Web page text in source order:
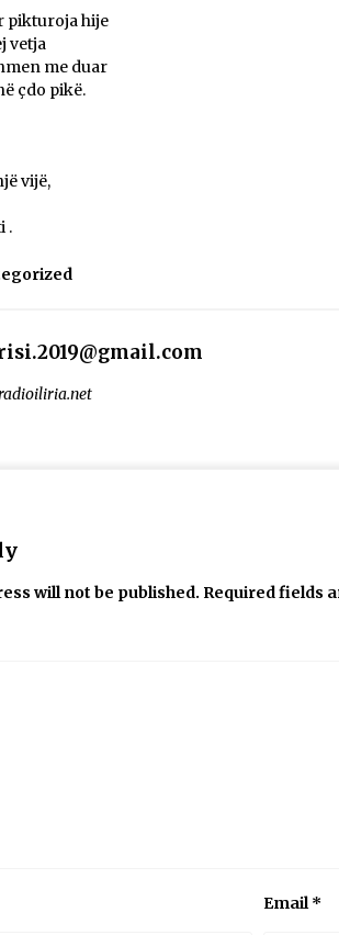
pikturoja hije
vetja
me duar
çdo pikë.
vijë,
.
will not be published. Required fields
Email*